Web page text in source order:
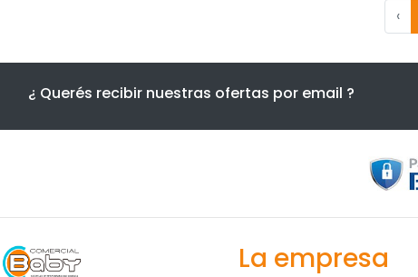
‹
¿ Querés recibir nuestras ofertas por email ?
La empresa